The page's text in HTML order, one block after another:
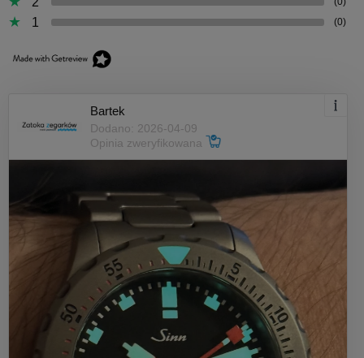
1 (0)
Bartek
Dodano: 2026-04-09
Opinia zweryfikowana